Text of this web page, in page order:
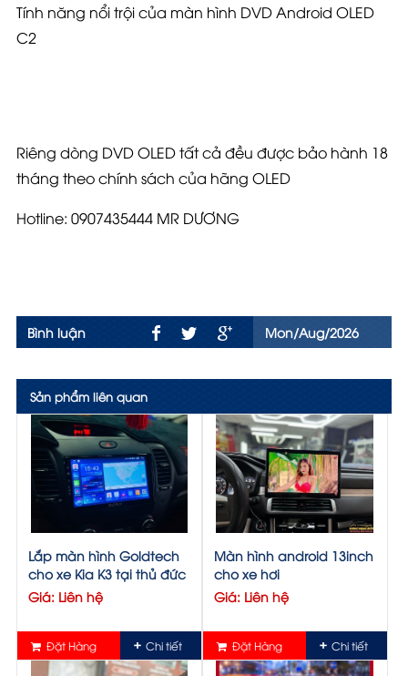
Tính năng nổi trội của màn hình DVD Android OLED
C2
Riêng dòng DVD OLED tất cả đều được bảo hành 18
tháng theo chính sách của hãng OLED
Hotline: 0907435444 MR DƯƠNG
Bình luận Mon/Aug/2026
Sản phẩm liên quan
Lắp màn hình Goldtech
cho xe Kia K3 tại thủ đức
Giá: Liên hệ
Đặt Hàng Chi tiết
Màn hình android 13inch
cho xe hơi
Giá: Liên hệ
Đặt Hàng Chi tiết